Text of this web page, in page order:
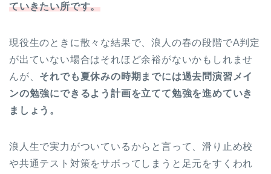
ていきたい所です。
現役生のときに散々な結果で、浪人の春の段階でA判定
が出ていない場合はそれほど余裕がないかもしれませ
んが、 それでも夏休みの時期までには過去問演習メイ
ンの勉強にできるよう計画を立てて勉強を進めていき
ましょう。
浪人生で実力がついているからと言って、滑り止め校
や共通テスト対策をサボってしまうと足元をすくわれ